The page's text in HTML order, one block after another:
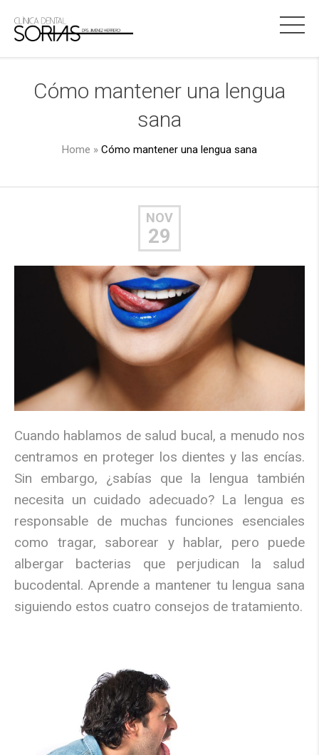
Cómo mantener una lengua
sana
Home » Cómo mantener una lengua sana
NOV
29
Cuando hablamos de salud bucal, a menudo nos
centramos en proteger los dientes y las encías.
Sin embargo, ¿sabías que la lengua también
necesita un cuidado adecuado?La lengua es
responsable de muchas funciones esenciales
como tragar, saborear y hablar, pero puede
albergar bacterias que perjudican la salud
bucodental. Aprende a mantener tu lengua sana
siguiendo estos cuatro consejos de tratamiento.